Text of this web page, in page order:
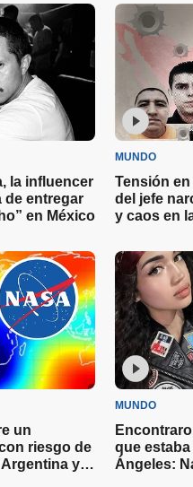
la influencer
de entregar
en México
MUNDO
Tensión
del jefe
y caos en
un
riesgo de
y
MUNDO
que
Ángeles: